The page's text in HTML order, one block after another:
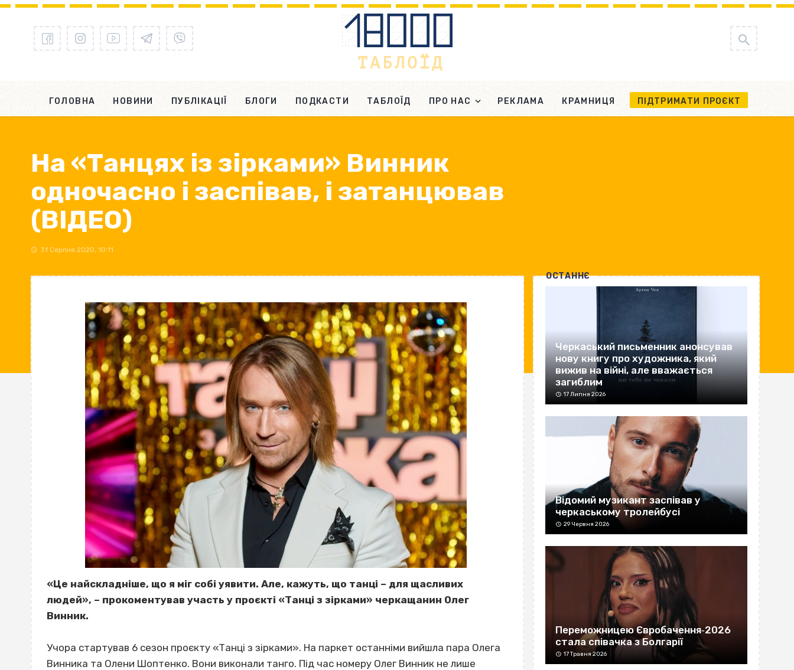
ГОЛОВНА НОВИНИ ПУБЛІКАЦІЇ БЛОГИ ПОДКАСТИ ТАБЛОЇД ПРО НАС РЕКЛАМА КРАМНИЦЯ ПІДТРИМАТИ ПРОЄКТ
На «Танцях із зірками» Винник
одночасно і заспівав, і затанцював
(ВІДЕО)
31 Серпня 2020, 10:11
«Це найскладніше, що я міг собі уявити. Але, кажуть, що танці – для щасливих
людей», – прокоментував участь у проєкті «Танці з зірками» черкащанин Олег
Винник.
Учора стартував 6 сезон проєкту «Танці з зірками». На паркет останніми вийшла пара Олега
Винника та Олени Шоптенко. Вони виконали танго. Під час номеру Олег Винник не лише
ОСТАННЄ
Черкаський письменник анонсував
нову книгу про художника, який
вижив на війні, але вважається
загиблим
17 Липня 2026
Відомий музикант заспівав у
черкаському тролейбусі
29 Червня 2026
Переможницею Євробачення‐2026
стала співачка з Болгарії
17 Травня 2026